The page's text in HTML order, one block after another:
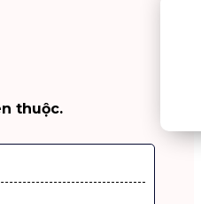
thuộc.